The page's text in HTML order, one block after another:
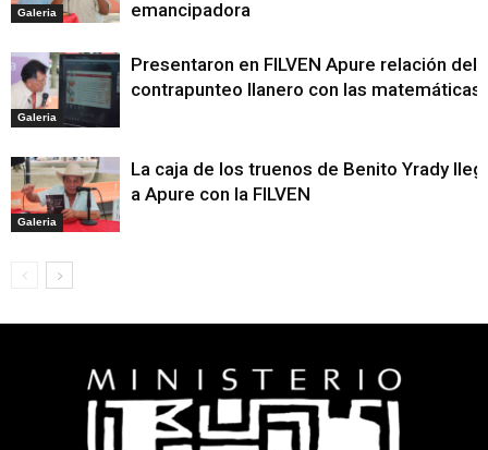
Galeria
emancipadora
Galeria
Presentaron en FILVEN Apure relación del
contrapunteo llanero con las matemáticas
Galeria
La caja de los truenos de Benito Yrady
a Apure con la FILVEN